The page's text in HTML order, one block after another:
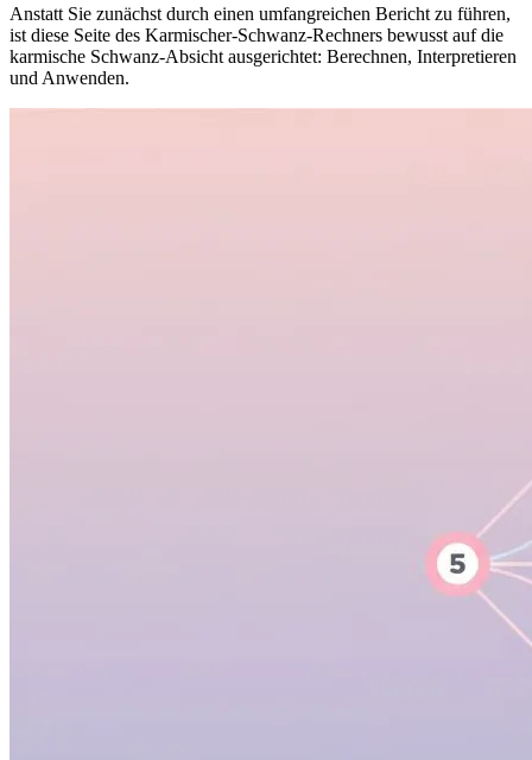
Anstatt Sie zunächst durch einen umfangreichen Bericht zu führen,
ist diese Seite des Karmischer-Schwanz-Rechners bewusst auf die
karmische Schwanz-Absicht ausgerichtet: Berechnen, Interpretieren
und Anwenden.